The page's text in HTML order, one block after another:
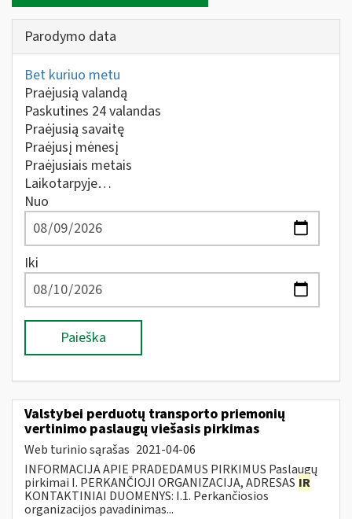
Parodymo data
Bet kuriuo metu
Praėjusią valandą
Paskutines 24 valandas
Praėjusią savaitę
Praėjusį mėnesį
Praėjusiais metais
Laikotarpyje…
Nuo
Iki
Paieška
Valstybei perduotų transporto priemonių
vertinimo paslaugų viešasis pirkimas
Web turinio sąrašas 2021-04-06
INFORMACIJA APIE PRADEDAMUS PIRKIMUS Paslaugų
pirkimai I. PERKANČIOJI ORGANIZACIJA, ADRESAS IR
KONTAKTINIAI DUOMENYS: I.1. Perkančiosios
organizacijos pavadinimas...